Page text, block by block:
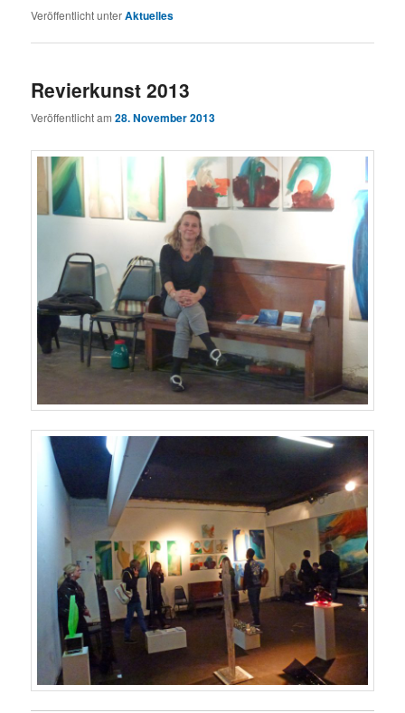
Veröffentlicht unterAktuelles
Revierkunst 2013
Veröffentlicht am28. November 2013